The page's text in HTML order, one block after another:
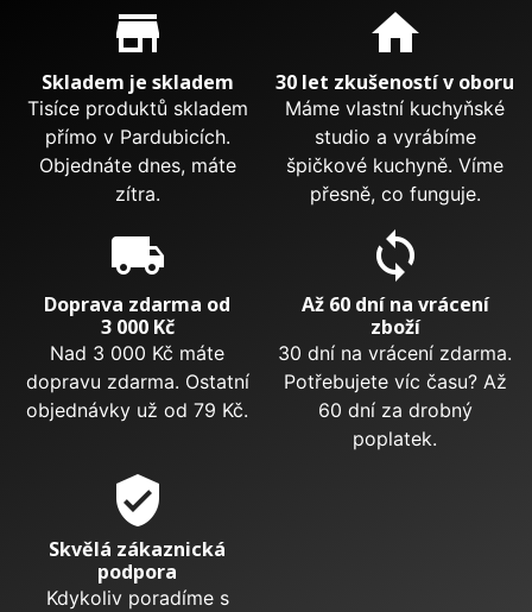
Proč nakupovat u nás?
store_mall_directory
Skladem je skladem
Tisíce produktů skladem
přímo v Pardubicích.
Objednáte dnes, máte
zítra.
home
30 let zkušeností v oboru
Máme vlastní kuchyňské
studio a vyrábíme
špičkové kuchyně. Víme
přesně, co funguje.
local_shipping
Doprava zdarma od
3 000 Kč
Nad 3 000 Kč máte
dopravu zdarma. Ostatní
objednávky už od 79 Kč.
sync
Až 60 dní na vrácení
zboží
30 dní na vrácení zdarma.
Potřebujete víc času? Až
60 dní za drobný
poplatek.
verified_user
Skvělá zákaznická
podpora
Kdykoliv poradíme s